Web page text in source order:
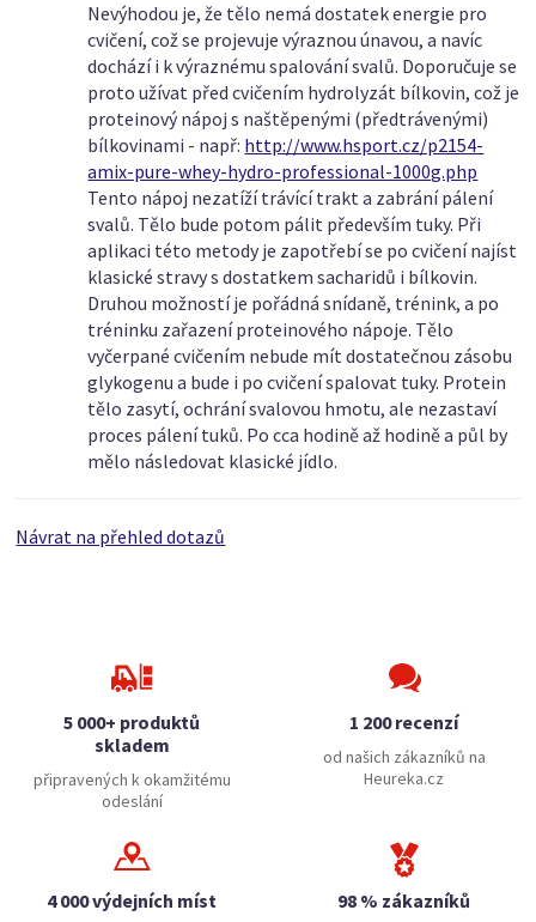
Nevýhodou je, že tělo nemá dostatek energie pro
cvičení, což se projevuje výraznou únavou, a navíc
dochází i k výraznému spalování svalů. Doporučuje se
proto užívat před cvičením hydrolyzát bílkovin, což je
proteinový nápoj s naštěpenými (předtrávenými)
bílkovinami - např: http://www.hsport.cz/p2154-
amix-pure-whey-hydro-professional-1000g.php
Tento nápoj nezatíží trávící trakt a zabrání pálení
svalů. Tělo bude potom pálit především tuky. Při
aplikaci této metody je zapotřebí se po cvičení najíst
klasické stravy s dostatkem sacharidů i bílkovin.
Druhou možností je pořádná snídaně, trénink, a po
tréninku zařazení proteinového nápoje. Tělo
vyčerpané cvičením nebude mít dostatečnou zásobu
glykogenu a bude i po cvičení spalovat tuky. Protein
tělo zasytí, ochrání svalovou hmotu, ale nezastaví
proces pálení tuků. Po cca hodině až hodině a půl by
mělo následovat klasické jídlo.
Návrat na přehled dotazů
5 000+ produktů
skladem
připravených k okamžitému
odeslání
1 200 recenzí
od našich zákazníků na
Heureka.cz
4 000 výdejních míst 98 % zákazníků